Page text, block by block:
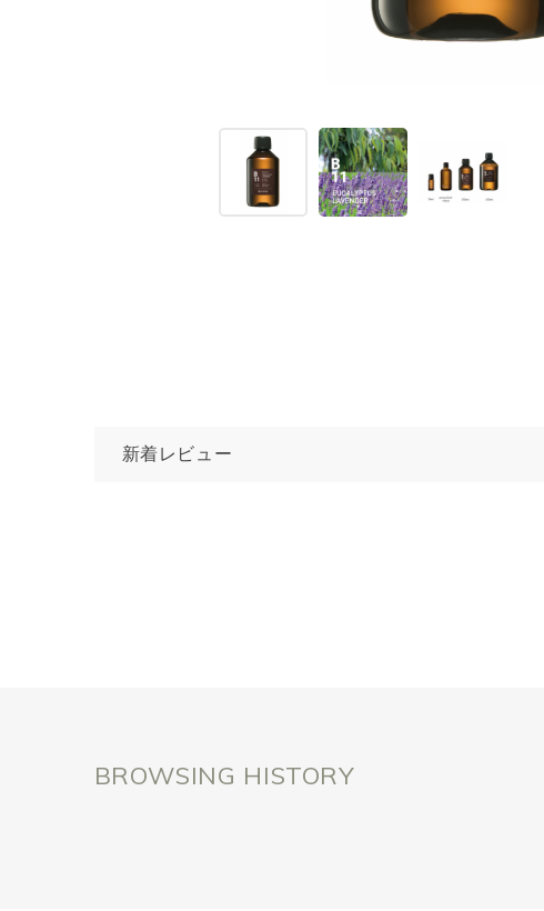
新着レビュー
BROWSING HISTORY